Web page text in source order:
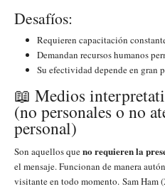
Desafíos:
Requieren capacitación
Demandan recursos humanos
Su efectividad depende en gran
📖 Medios
(no personales o no
personal)
Son aquellos queno requieren la
el mensaje. Funcionan de manera
visitante en todo momento. Sam Ham